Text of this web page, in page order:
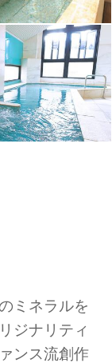
ミネラルを
ジナリティ
ンス流創作